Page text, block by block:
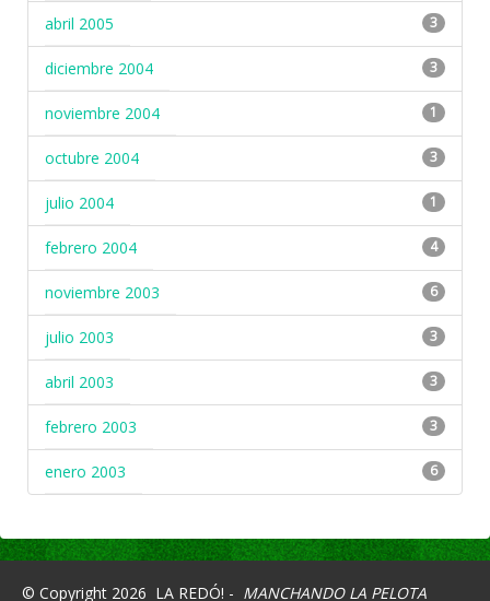
abril 2005 3
diciembre 2004 3
noviembre 2004 1
octubre 2004 3
julio 2004 1
febrero 2004 4
noviembre 2003 6
julio 2003 3
abril 2003 3
febrero 2003 3
enero 2003 6
© Copyright 2026 LA REDÓ! - MANCHANDO LA PELOTA